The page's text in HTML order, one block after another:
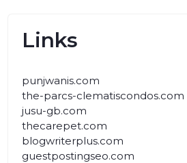
Links
punjwanis.com
the-parcs-clematiscondos.com
jusu-gb.com
thecarepet.com
blogwriterplus.com
guestpostingseo.com